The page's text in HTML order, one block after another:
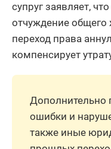
супруг заявляет,
отчуждение общего
переход права
компенсирует
Дополнительно
ошибки и
также иные